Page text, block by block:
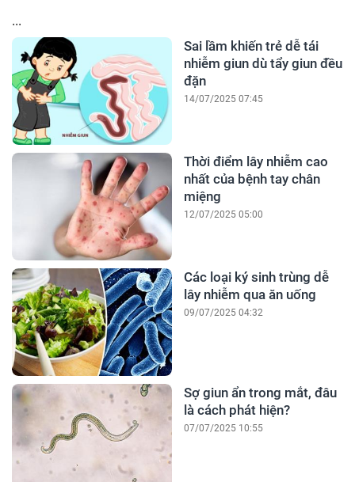
...
Sai lầm khiến trẻ dễ tái
nhiễm giun dù tẩy giun đều
đặn
14/07/2025 07:45
Thời điểm lây nhiễm cao
nhất của bệnh tay chân
miệng
12/07/2025 05:00
Các loại ký sinh trùng dễ
lây nhiễm qua ăn uống
09/07/2025 04:32
Sợ giun ẩn trong mắt, đâu
là cách phát hiện?
07/07/2025 10:55